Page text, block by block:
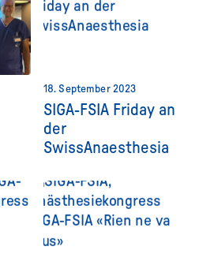
18. September 2023
SIGA-FSIA Friday an
der
SwissAnaesthesia